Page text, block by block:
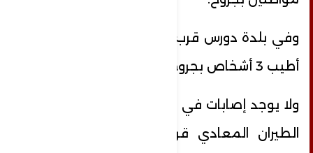
وفي بلدة دورس قرب مبنى “قصر العلوم”
أطيب 3 أشخاص بجروح طفيفة.
ولا يوجد إصابات في الغارتين اللتين شنهما
الطيران المعادي قرب دوار بلدة دورس،